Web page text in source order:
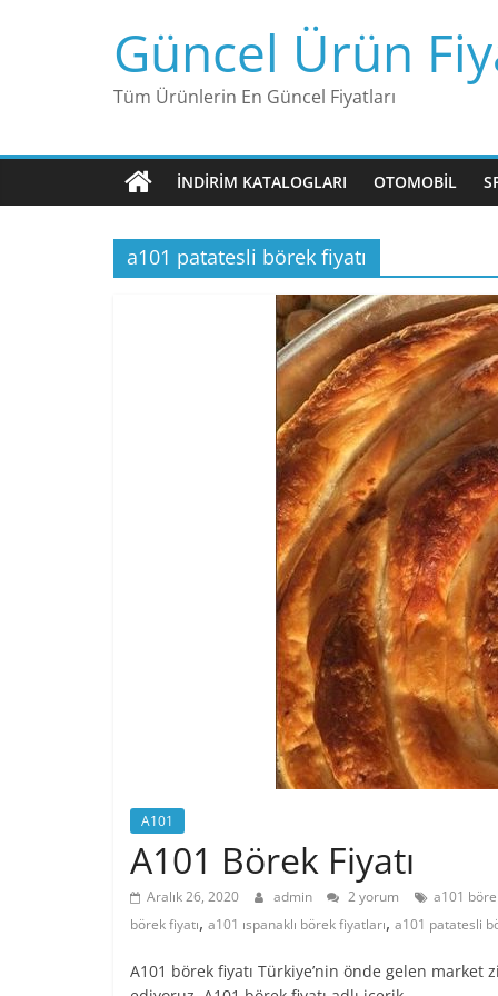
Güncel Ürün
Tüm Ürünlerin En Güncel Fiyatları
İNDIRIM KATALOGLARI OTOMOBIL
a101 patatesli börek fiyatı
A101
A101 Börek Fiyatı
Aralık 26, 2020 admin 2 yorum a101
börek fiyatı, a101 ıspanaklı börek fiyatları, a101 patatesli
A101 börek fiyatı Türkiye’nin önde gelen